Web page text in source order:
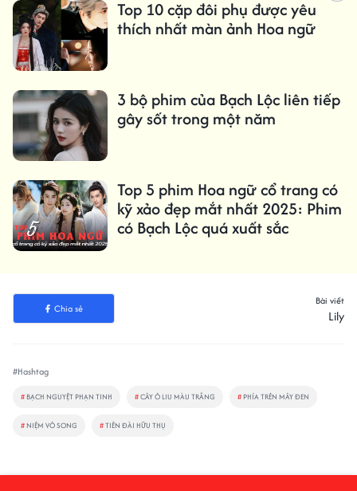
Top 10 cặp đôi phụ được yêu
thích nhất màn ảnh Hoa ngữ
3 bộ phim của Bạch Lộc liên tiếp
gây sốt trong một năm
Top 5 phim Hoa ngữ cổ trang có
kỹ xảo đẹp mắt nhất 2025: Phim
có Bạch Lộc quá xuất sắc
Chia sẻ
Bài viết
Lily
#Hashtag
# BẠCH NGUYỆT PHẠN TINH #CÂY Ô LIU MÀU TRẮNG # PHÍA TRÊN MÂY ĐEN
# NIỆM VÔ SONG #TIÊN ĐÀI HỮU THỤ